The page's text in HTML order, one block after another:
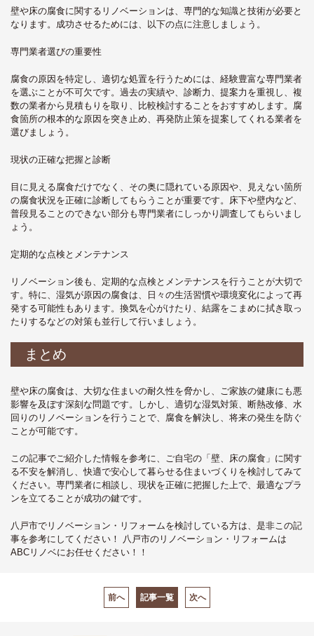
壁や床の腐食に関するリノベーションは、専門的な知識と技術が必要と
なります。成功させるためには、以下の点に注意しましょう。
専門業者選びの重要性
腐食の原因を特定し、適切な処置を行うためには、経験豊富な専門業者
を選ぶことが不可欠です。過去の実績や、診断力、提案力を重視し、複
数の業者から見積もりを取り、比較検討することをおすすめします。腐
食箇所の根本的な原因を突き止め、再発防止策を提案してくれる業者を
選びましょう。
現状の正確な把握と診断
目に見える腐食だけでなく、その奥に隠れている原因や、見えない箇所
の腐食状況を正確に診断してもらうことが重要です。床下や壁内など、
普段見ることのできない部分も専門業者にしっかり調査してもらいまし
ょう。
定期的な点検とメンテナンス
リノベーション後も、定期的な点検とメンテナンスを行うことが大切で
す。特に、湿気が原因の腐食は、日々の生活習慣や環境変化によって再
発する可能性もあります。換気を心がけたり、結露をこまめに拭き取っ
たりするなどの対策も並行して行いましょう。
まとめ
壁や床の腐食は、大切な住まいの耐久性を脅かし、ご家族の健康にも悪
影響を及ぼす深刻な問題です。しかし、適切な湿気対策、断熱改修、水
回りのリノベーションを行うことで、腐食を解決し、将来の発生を防ぐ
ことが可能です。
この記事でご紹介した情報を参考に、ご自宅の「壁、床の腐食」に関す
る不安を解消し、快適で安心して暮らせる住まいづくりを検討してみて
ください。専門業者に相談し、現状を正確に把握した上で、最適なプラ
ンを立てることが成功の鍵です。
八戸市でリノベーション・リフォームを検討している方は、是非この記
事を参考にしてください！ 八戸市のリノベーション・リフォームは
ABCリノベにお任せください！！
前へ 記事一覧 次へ